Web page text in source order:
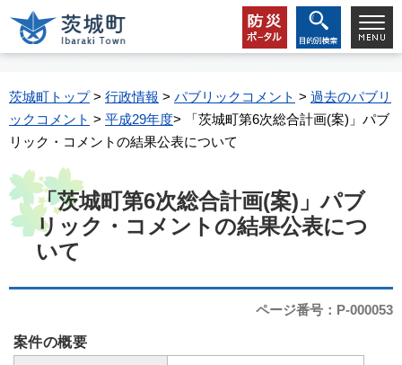
茨城町トップ> 行政情報 > パブリックコメント > 過去のパブリ
ックコメント > 平成29年度> 「茨城町第6次総合計画(案)」パブ
リック・コメントの結果公表について
「茨城町第6次総合計画(案)」パブ
リック・コメントの結果公表につ
いて
ページ番号：P-000053
案件の概要